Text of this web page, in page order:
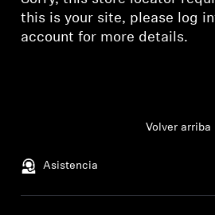
Piezas y accesorios para auriculares
Auriculares para audición de TV
this is your site, please log
account for more details.
Asistencia
Volver arriba